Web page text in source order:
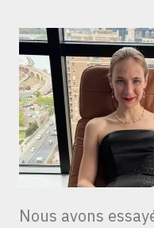
Nous avons